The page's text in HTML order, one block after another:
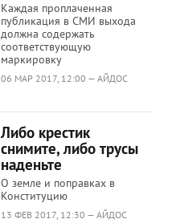
Каждая проплаченная
публикация в СМИ выхода
должна содержать
соответствующую
маркировку
06 МАР 2017, 12:00 — АЙДОС
Либо крестик
снимите, либо трусы
наденьте
О земле и поправках в
Конституцию
13 ФЕВ 2017, 12:30 — АЙДОС